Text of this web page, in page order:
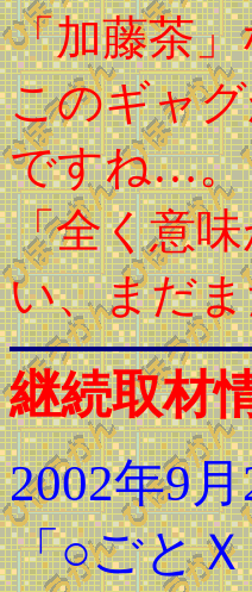
「加藤茶
このギャ
ですね…。
「全く意
い、まだ
継続取材
2002年9
「○ごと